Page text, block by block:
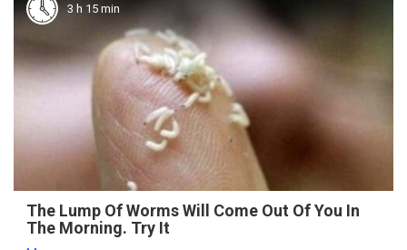
3 h 15 min
The Lump Of Worms Will Come Out Of You In
The Morning. Try It